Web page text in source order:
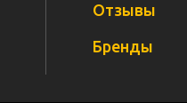
Отзывы
Бренды